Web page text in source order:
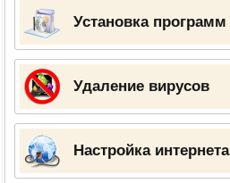
Установка программ
Удаление вирусов
Настройка интернета